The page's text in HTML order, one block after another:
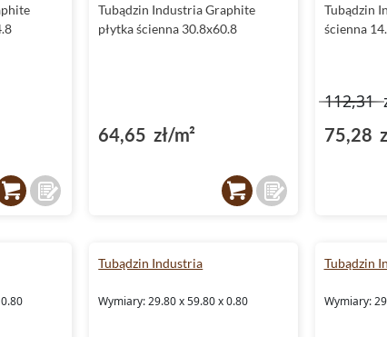
Tubądzin Industria Graphite
płytka ścienna 30.8x60.8
64,65 zł/m²
Tubądzin
ścienna
112,31
75,28
Tubądzin Industria
Wymiary: 29.80 x 59.80 x 0.80
Tubądzin
Wymiary: